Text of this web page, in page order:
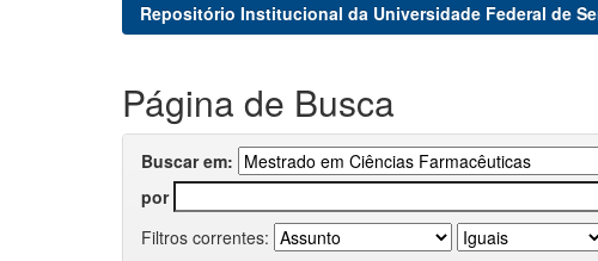
Repositório Institucional da Universidade Federal de
Página de Busca
Buscar em:
por
Filtros correntes: